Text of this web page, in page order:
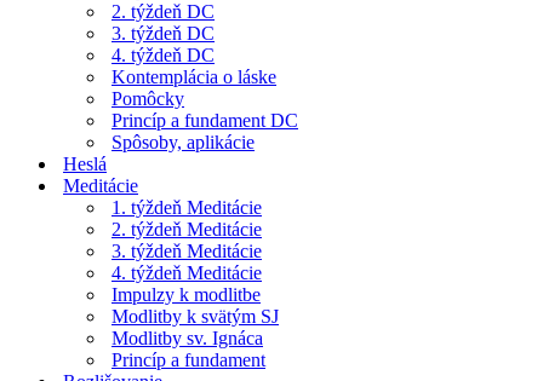
2. týždeň DC
3. týždeň DC
4. týždeň DC
Kontemplácia o láske
Pomôcky
Princíp a fundament DC
Spôsoby, aplikácie
Heslá
Meditácie
1. týždeň Meditácie
2. týždeň Meditácie
3. týždeň Meditácie
4. týždeň Meditácie
Impulzy k modlitbe
Modlitby k svätým SJ
Modlitby sv. Ignáca
Princíp a fundament